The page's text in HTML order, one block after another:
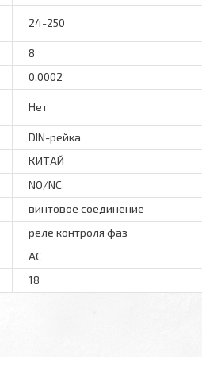
24-250
8
0.0002
Нет
DIN-рейка
КИТАЙ
NO/NC
винтовое соединение
реле контроля фаз
AC
18